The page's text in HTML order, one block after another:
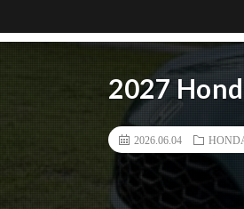
2027
2026.06.04